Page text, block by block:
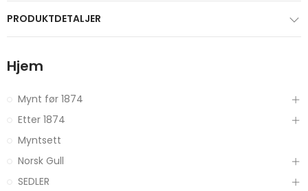
PRODUKTDETALJER
Hjem
Mynt før 1874
Etter 1874
Myntsett
Norsk Gull
SEDLER